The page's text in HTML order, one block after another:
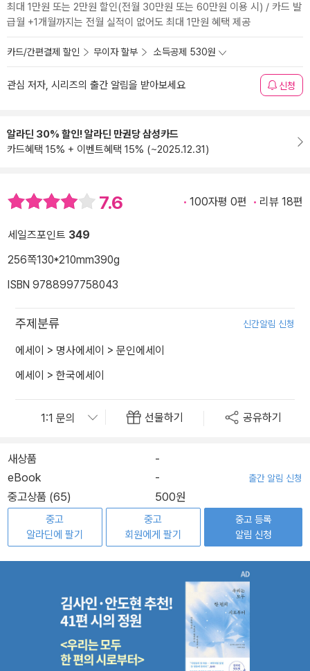
최대 1만원 또는 2만원 할인(전월 30만원 또는 60만원 이용 시) / 카드 발
급월 +1개월까지는 전월 실적이 없어도 최대 1만원 혜택 제공
카드/간편결제 할인 무이자 할부 소득공제 530원
관심 저자, 시리즈의 출간 알림을 받아보세요 신청
알라딘 30% 할인! 알라딘 만권당 삼성카드
카드혜택 15% + 이벤트혜택 15% (~2025.12.31)
7.6 100자평 0편 리뷰 18편
세일즈포인트 349
256쪽130*210mm390g
ISBN 9788997758043
주제분류 신간알림 신청
에세이 > 명사에세이 > 문인에세이
에세이 > 한국에세이
선물하기 공유하기
새상품
-
eBook
- 출간 알림 신청
중고상품 (65) 500원
중고
알라딘에 팔기
중고
회원에게 팔기
중고 등록
알림 신청